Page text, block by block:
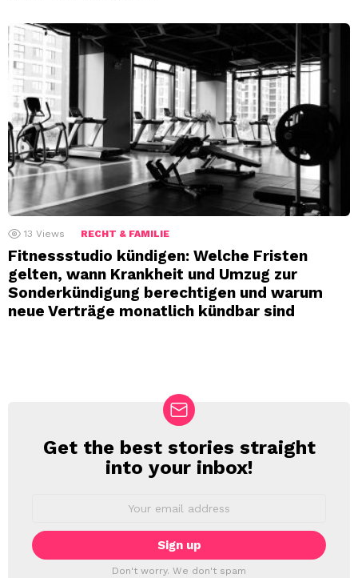
13 Views RECHT & FAMILIE
Fitnessstudio kündigen: Welche Fristen
gelten, wann Krankheit und Umzug zur
Sonderkündigung berechtigen und warum
neue Verträge monatlich kündbar sind
NEWSLETTER
Get the best stories straight
into your inbox!
Don't worry. We don't spam